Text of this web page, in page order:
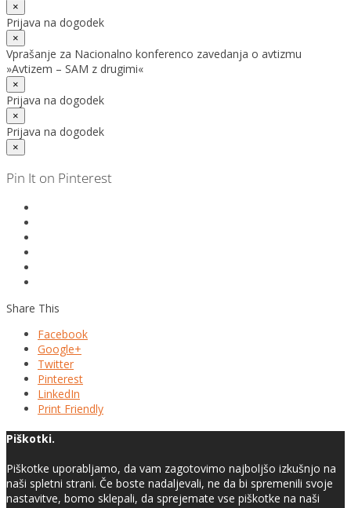
×
Prijava na dogodek
×
Vprašanje za Nacionalno konferenco zavedanja o avtizmu
»Avtizem – SAM z drugimi«
×
Prijava na dogodek
×
Prijava na dogodek
×
Pin It on Pinterest
Share This
Facebook
Google+
Twitter
Pinterest
LinkedIn
Print Friendly
Piškotki.
Piškotke uporabljamo, da vam zagotovimo najboljšo izkušnjo na
naši spletni strani. Če boste nadaljevali, ne da bi spremenili svoje
nastavitve, bomo sklepali, da sprejemate vse piškotke na naši